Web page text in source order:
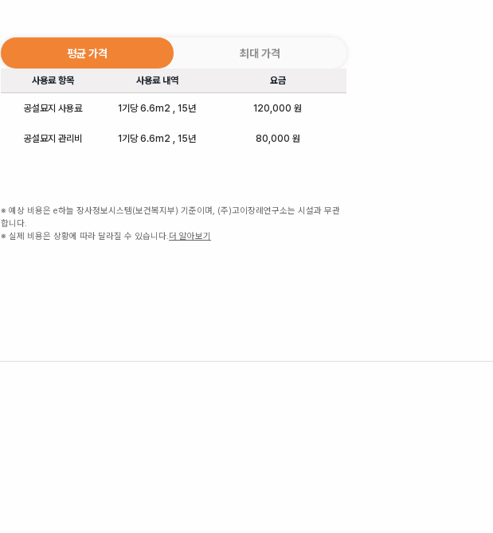
평균 가격 최대 가격
사용료 항목 사용료 내역 요금
공설묘지 사용료 1기당 6.6m2 , 15년 120,000 원
공설묘지 관리비 1기당 6.6m2 , 15년 80,000 원
※ 예상 비용은 e하늘 장사정보시스템(보건복지부) 기준이며, (주)고이장례연구소는 시설과 무관
합니다.
※ 실제 비용은 상황에 따라 달라질 수 있습니다.더 알아보기